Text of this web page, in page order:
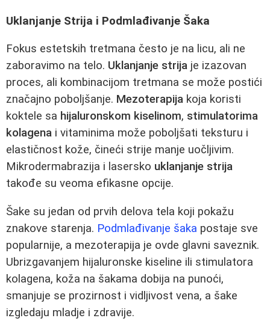
Uklanjanje Strija i Podmlađivanje Šaka
Fokus estetskih tretmana često je na licu, ali ne
zaboravimo na telo. Uklanjanje strija je izazovan
proces, ali kombinacijom tretmana se može postići
značajno poboljšanje. Mezoterapija koja koristi
koktele sa hijaluronskom kiselinom, stimulatorima
kolagena i vitaminima može poboljšati teksturu i
elastičnost kože, čineći strije manje uočljivim.
Mikrodermabraziја i lasersko uklanjanje strija
takođe su veoma efikasne opcije.
Šake su jedan od prvih delova tela koji pokažu
znakove starenja. Podmlađivanje šaka postaje sve
popularnije, a mezoterapija je ovde glavni saveznik.
Ubrizgavanjem hijaluronske kiseline ili stimulatora
kolagena, koža na šakama dobija na punoći,
smanjuje se prozirnost i vidljivost vena, a šake
izgledaju mladje i zdravije.